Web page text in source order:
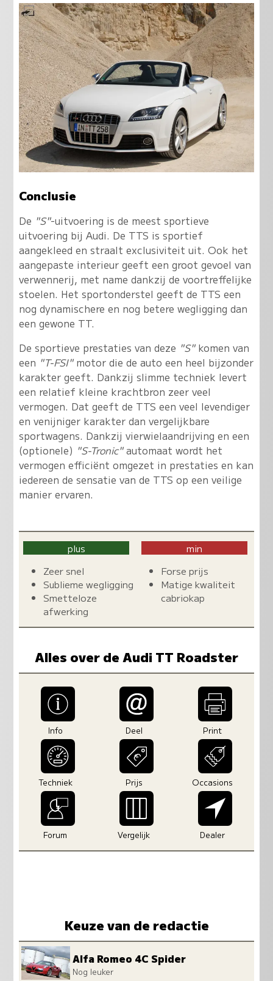
Conclusie
De "S"-uitvoering is de meest sportieve
uitvoering bij Audi. De TTS is sportief
aangekleed en straalt exclusiviteit uit. Ook het
aangepaste interieur geeft een groot gevoel van
verwennerij, met name dankzij de voortreffelijke
stoelen. Het sportonderstel geeft de TTS een
nog dynamischere en nog betere wegligging dan
een gewone TT.
De sportieve prestaties van deze "S"komen van
een "T-FSI"motor die de auto een heel bijzonder
karakter geeft. Dankzij slimme techniek levert
een relatief kleine krachtbron zeer veel
vermogen. Dat geeft de TTS een veel levendiger
en venijniger karakter dan vergelijkbare
sportwagens. Dankzij vierwielaandrijving en een
(optionele) "S-Tronic"automaat wordt het
vermogen efficiënt omgezet in prestaties en kan
iedereen de sensatie van de TTS op een veilige
manier ervaren.
plus
Zeer snel
Sublieme wegligging
Smetteloze
afwerking
min
Forse prijs
Matige kwaliteit
cabriokap
Alles over de Audi TT Roadster
Info Deel Print
Techniek Prijs Occasions
Forum Vergelijk Dealer
Keuze van de redactie
Alfa Romeo 4C Spider
Nog leuker